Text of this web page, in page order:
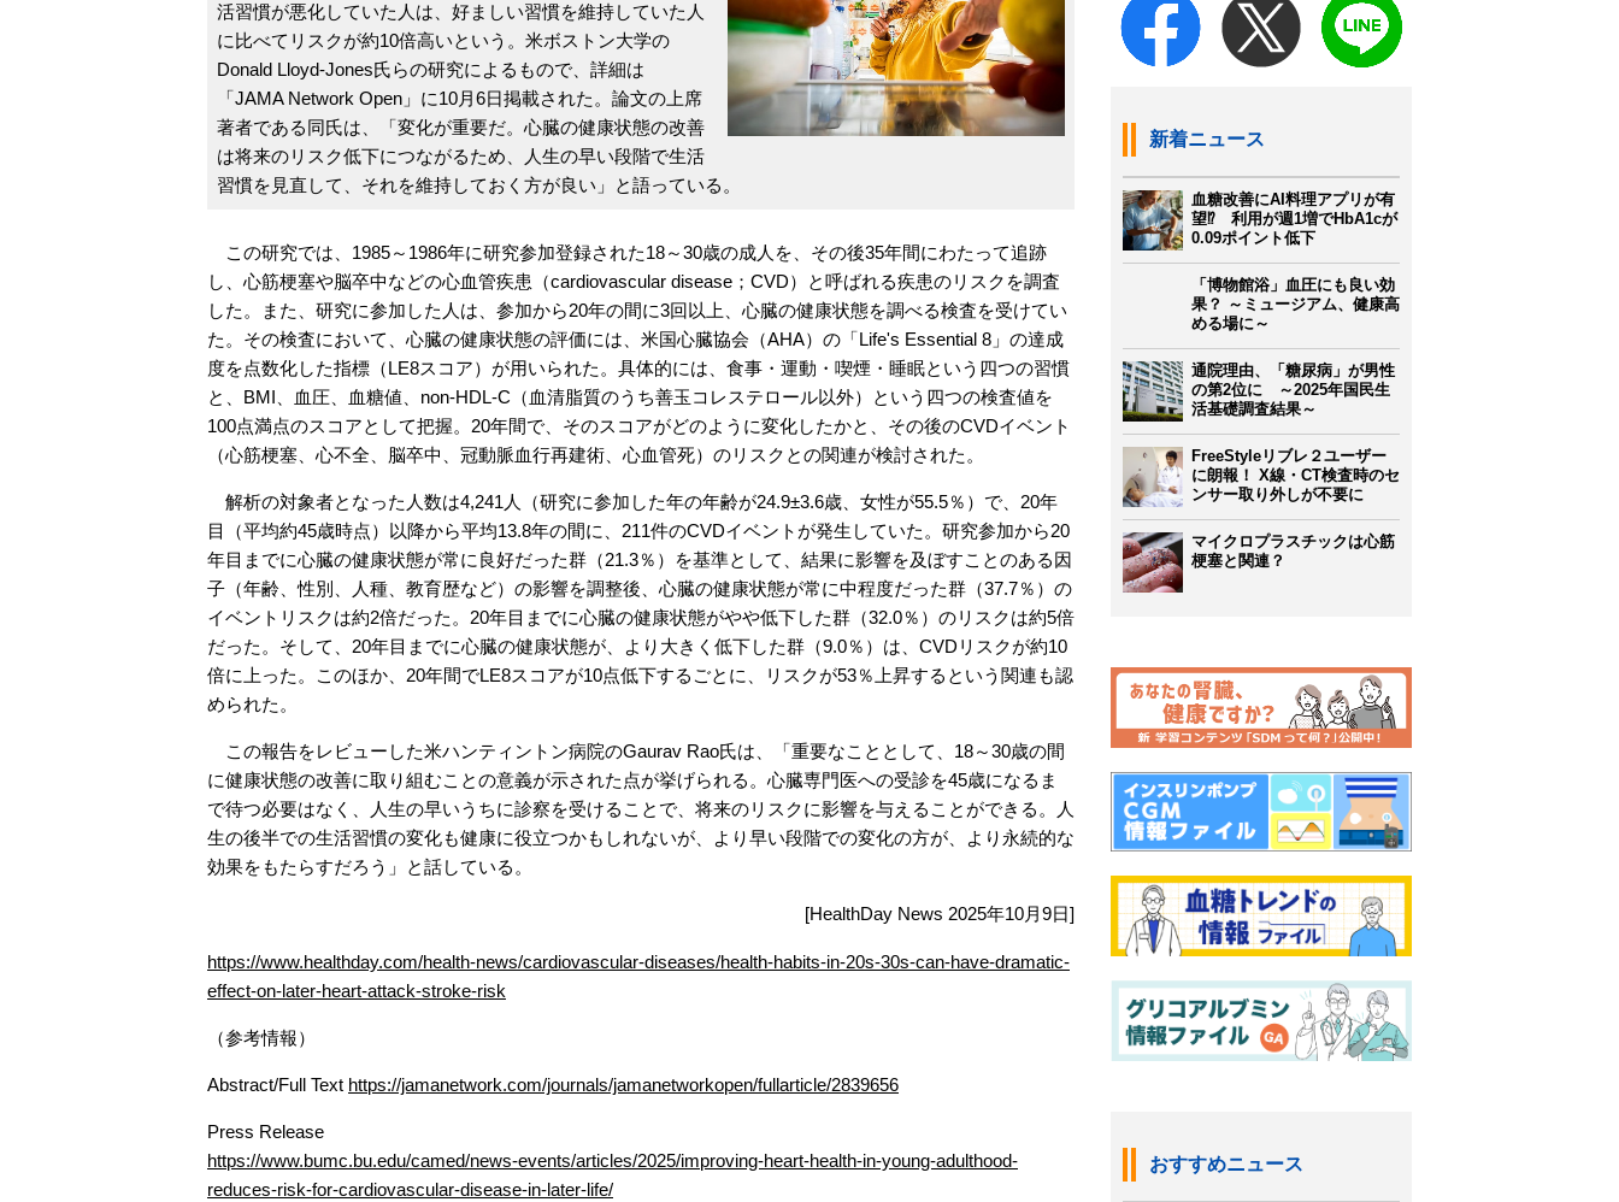
活習慣が悪化していた人は、好ましい習慣を維持していた人
に比べてリスクが約10倍高いという。米ボストン大学の
Donald Lloyd-Jones氏らの研究によるもので、詳細は
「JAMA Network Open」に10月6日掲載された。論文の上席
著者である同氏は、「変化が重要だ。心臓の健康状態の改善
は将来のリスク低下につながるため、人生の早い段階で生活
習慣を見直して、それを維持しておく方が良い」と語っている。
この研究では、1985～1986年に研究参加登録された18～30歳の成人を、その後35年間にわたって追跡
し、心筋梗塞や脳卒中などの心血管疾患（cardiovascular disease；CVD）と呼ばれる疾患のリスクを調査
した。また、研究に参加した人は、参加から20年の間に3回以上、心臓の健康状態を調べる検査を受けてい
た。その検査において、心臓の健康状態の評価には、米国心臓協会（AHA）の「Life's Essential 8」の達成
度を点数化した指標（LE8スコア）が用いられた。具体的には、食事・運動・喫煙・睡眠という四つの習慣
と、BMI、血圧、血糖値、non-HDL-C（血清脂質のうち善玉コレステロール以外）という四つの検査値を
100点満点のスコアとして把握。20年間で、そのスコアがどのように変化したかと、その後のCVDイベント
（心筋梗塞、心不全、脳卒中、冠動脈血行再建術、心血管死）のリスクとの関連が検討された。
解析の対象者となった人数は4,241人（研究に参加した年の年齢が24.9±3.6歳、女性が55.5％）で、20年
目（平均約45歳時点）以降から平均13.8年の間に、211件のCVDイベントが発生していた。研究参加から20
年目までに心臓の健康状態が常に良好だった群（21.3％）を基準として、結果に影響を及ぼすことのある因
子（年齢、性別、人種、教育歴など）の影響を調整後、心臓の健康状態が常に中程度だった群（37.7％）の
イベントリスクは約2倍だった。20年目までに心臓の健康状態がやや低下した群（32.0％）のリスクは約5倍
だった。そして、20年目までに心臓の健康状態が、より大きく低下した群（9.0％）は、CVDリスクが約10
倍に上った。このほか、20年間でLE8スコアが10点低下するごとに、リスクが53％上昇するという関連も認
められた。
この報告をレビューした米ハンティントン病院のGaurav Rao氏は、「重要なこととして、18～30歳の間
に健康状態の改善に取り組むことの意義が示された点が挙げられる。心臓専門医への受診を45歳になるま
で待つ必要はなく、人生の早いうちに診察を受けることで、将来のリスクに影響を与えることができる。人
生の後半での生活習慣の変化も健康に役立つかもしれないが、より早い段階での変化の方が、より永続的な
効果をもたらすだろう」と話している。
[HealthDay News 2025年10月9日]
https://www.healthday.com/health-news/cardiovascular-diseases/health-habits-in-20s-30s-can-have-dramatic-
effect-on-later-heart-attack-stroke-risk
（参考情報）
Abstract/Full Text https://jamanetwork.com/journals/jamanetworkopen/fullarticle/2839656
Press Release
https://www.bumc.bu.edu/camed/news-events/articles/2025/improving-heart-health-in-young-adulthood-
reduces-risk-for-cardiovascular-disease-in-later-life/
新着ニュース
血糖改善にAI料理アプリが有
望⁉ 利用が週1増でHbA1cが
0.09ポイント低下
「博物館浴」血圧にも良い効
果？ ～ミュージアム、健康高
める場に～
通院理由、「糖尿病」が男性
の第2位に ～2025年国民生
活基礎調査結果～
FreeStyleリブレ２ユーザー
に朗報！ X線・CT検査時のセ
ンサー取り外しが不要に
マイクロプラスチックは心筋
梗塞と関連？
おすすめニュース